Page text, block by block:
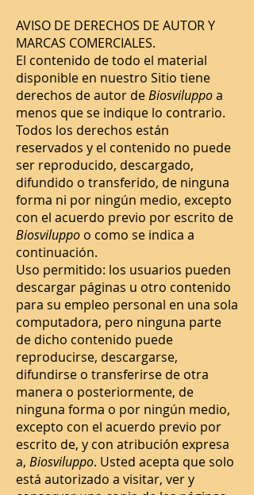
AVISO DE DERECHOS DE AUTOR Y
MARCAS COMERCIALES.
El contenido de todo el material
disponible en nuestro Sitio tiene
derechos de autor deBiosviluppoa
menos que se indique lo contrario.
Todos los derechos están
reservados y el contenido no puede
ser reproducido, descargado,
difundido o transferido, de ninguna
forma ni por ningún medio, excepto
con el acuerdo previo por escrito de
Biosviluppo o como se indica a
continuación.
Uso permitido: los usuarios pueden
descargar páginas u otro contenido
para su empleo personal en una sola
computadora, pero ninguna parte
de dicho contenido puede
reproducirse, descargarse,
difundirse o transferirse de otra
manera o posteriormente, de
ninguna forma o por ningún medio,
excepto con el acuerdo previo por
escrito de, y con atribución expresa
a, Biosviluppo. Usted acepta que solo
está autorizado a visitar, ver y